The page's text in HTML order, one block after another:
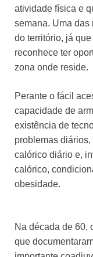
atividade física e
semana. Uma das
do território, já
reconhece ter
zona onde reside.
Perante o fácil
capacidade de
existência de
problemas
calórico diário e,
calórico,
obesidade.
Na década de 60,
que